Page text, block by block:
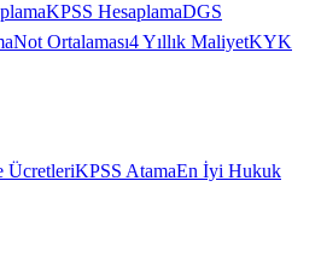
KPSS HesaplamaDGS
Not Ortalaması4 Yıllık MaliyetKYK
ÜcretleriKPSS AtamaEn İyi Hukuk